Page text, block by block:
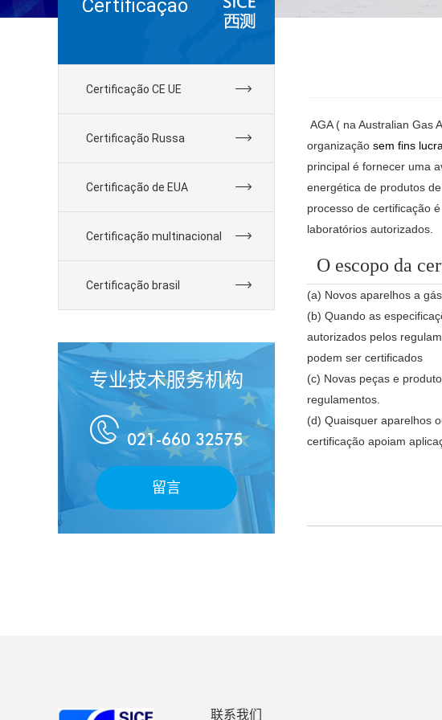
Certificação
Certificação CE UE
Certificação Russa
Certificação de EUA
Certificação multinacional
Certificação brasil
专业技术服务机构
 021-660 32575
留言
AGA ( na Australian Gas
organização sem fins
principal é fornecer uma
energética de produtos
processo de certificação
laboratórios autorizados.
O escopo da
(a) Novos aparelhos a
(b) Quando as
autorizados pelos
podem ser certificados
(c) Novas peças e
regulamentos.
(d) Quaisquer aparelhos
certificação apoiam
联系我们